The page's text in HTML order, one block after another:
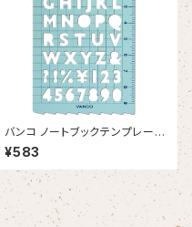
バンコ ノートブックテンプレー
ト アルファベット
¥583